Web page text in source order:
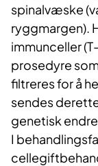
spinalvæske
ryggmargen).
immunceller
prosedyre
filtreres for å
sendes
genetisk
I